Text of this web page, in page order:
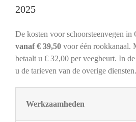
2025
De kosten voor schoorsteenvegen
vanaf € 39,50voor één rookkanaal.
betaalt u € 32,00 per veegbeurt. In
u de tarieven van de overige diensten.
Werkzaamheden